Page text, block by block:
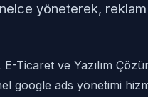
yöneterek,
Ticaret ve Yazılım
google ads yönetimi